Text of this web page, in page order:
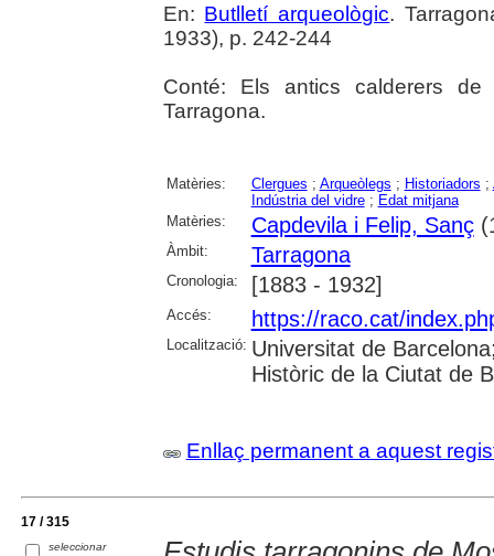
En: Butlletí arqueològic.
1933), p. 242-244
Conté: Els antics calderers
Tarragona.
Matèries: Clergues ; Arqueòlegs ; Historiadors ;
Indústria del vidre; Edat mitjana
Matèries:
Capdevila i Felip, Sanç
Àmbit: Tarragona
Cronologia: [1883 - 1932]
Accés: https://raco.cat/
Localització: Universitat de
Històric de la Ciutat de
Enllaç permanent a aquest
17 / 315
seleccionar